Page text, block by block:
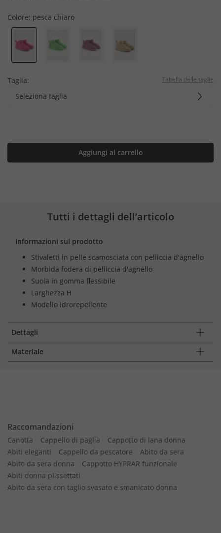
Colore: pesca chiaro
Taglia: Tabella delle taglie
Seleziona taglia
Aggiungi al carrello
Tutti i dettagli dell’articolo
Informazioni sul prodotto
Stivaletti in pelle scamosciata con pelliccia d'agnello
Morbida fodera di pelliccia d'agnello
Suola in gomma flessibile
Larghezza H
Modello idrorepellente
Dettagli
Materiale
Raccomandazioni
Canotta Cappello di paglia
Cappotto di lana donna
Abiti eleganti
Cappello da pescatore
Abito da sera
Abito da sera donna
Cappotto HYPRAR funzionale
Abiti donna plissettati
Abito da sera con taglio svasato e smanicato donna